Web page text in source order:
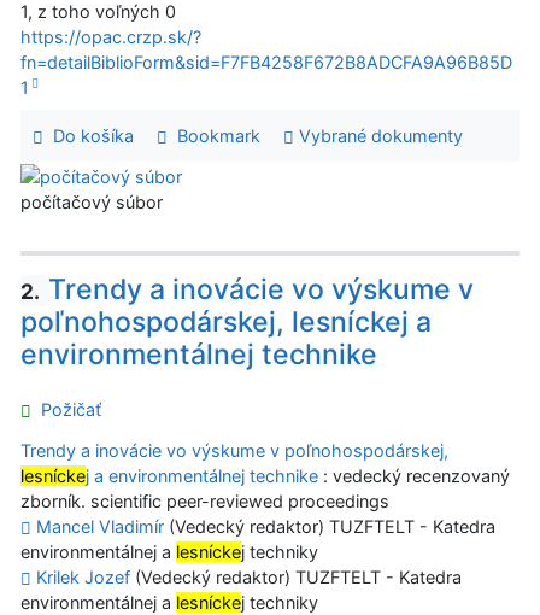
1, z toho voľných 0
https://opac.crzp.sk/?
fn=detailBiblioForm&sid=F7FB4258F672B8ADCFA9A96B85D
1
Do košíka Bookmark Vybrané dokumenty
počítačový súbor
2. Trendy a inovácie vo výskume v
poľnohospodárskej, lesníckej a
environmentálnej technike
Požičať
Trendy a inovácie vo výskume v poľnohospodárskej,
lesníckej a environmentálnej technike : vedecký recenzovaný
zborník. scientific peer-reviewed proceedings
Mancel Vladimír (Vedecký redaktor) TUZFTELT - Katedra
environmentálnej a lesníckej techniky
Krilek Jozef (Vedecký redaktor) TUZFTELT - Katedra
environmentálnej a lesníckej techniky